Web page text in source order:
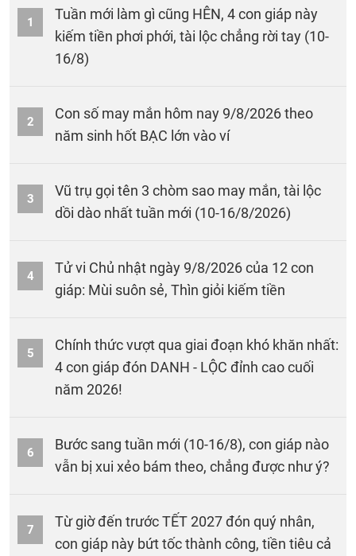
1
Tuần mới làm gì cũng HÊN, 4 con giáp này
kiếm tiền phơi phới, tài lộc chẳng rời tay (10-
16/8)
2
Con số may mắn hôm nay 9/8/2026 theo
năm sinh hốt BẠC lớn vào ví
3
Vũ trụ gọi tên 3 chòm sao may mắn, tài lộc
dồi dào nhất tuần mới (10-16/8/2026)
4
Tử vi Chủ nhật ngày 9/8/2026 của 12 con
giáp: Mùi suôn sẻ, Thìn giỏi kiếm tiền
5
Chính thức vượt qua giai đoạn khó khăn nhất:
4 con giáp đón DANH - LỘC đỉnh cao cuối
năm 2026!
6
Bước sang tuần mới (10-16/8), con giáp nào
vẫn bị xui xẻo bám theo, chẳng được như ý?
7
Từ giờ đến trước TẾT 2027 đón quý nhân,
con giáp này bứt tốc thành công, tiền tiêu cả